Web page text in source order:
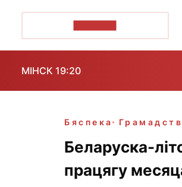
МІНСК 19:20
Бяспека
Беларуска-
працягу